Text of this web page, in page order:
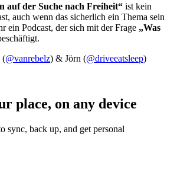
auf der Suche nach Freiheit“ ist kein
auch wenn das sicherlich ein Thema sein
ein Podcast, der sich mit der Frage „Was
(@vanrebelz) & Jörn (@driveeatsleep)
place, on any device
sync, back up, and get personal